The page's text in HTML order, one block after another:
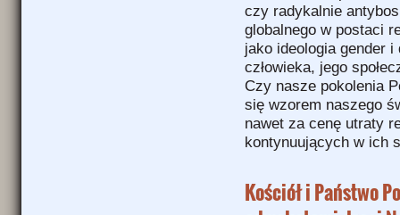
czy radykalnie
globalnego w postaci
jako ideologia gender
człowieka, jego
Czy nasze pokolenia
się wzorem naszego
nawet za cenę utraty
kontynuujących w ich
Kościół i Państwo